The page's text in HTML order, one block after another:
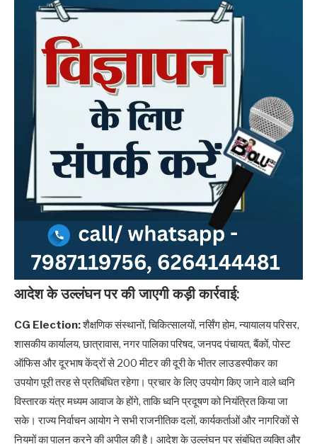
आदेश के उल्लंघन पर की जाएगी कड़ी कार्रवाई:
CG Election:शैक्षणिक संस्थानों, चिकित्सालयों, नर्सिंग होम, न्यायालय परिसर,
शासकीय कार्यालय, छात्रावास, नगर पालिका परिषद, जनपद पंचायत, बैंकों, पोस्ट
ऑफिस और दूरभाष केंद्रों से 200 मीटर की दूरी के भीतर लाउडस्पीकर का
उपयोग पूरी तरह से प्रतिबंधित रहेगा। प्रचार के लिए उपयोग किए जाने वाले ध्वनि
विस्तारक यंत्र मध्यम आवाज के होंगे, ताकि ध्वनि प्रदूषण को नियंत्रित किया जा
सके। राज्य निर्वाचन आयोग ने सभी राजनीतिक दलों, कार्यकर्ताओं और नागरिकों से
नियमों का पालन करने की अपील की है। आदेश के उल्लंघन पर संबंधित व्यक्ति और